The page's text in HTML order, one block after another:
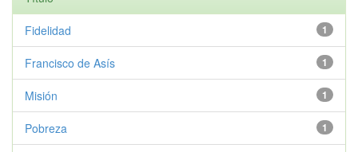
1
Fidelidad
1
Francisco de Asís
1
Misión
1
Pobreza